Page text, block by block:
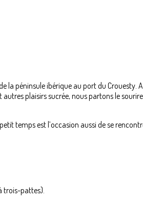
la péninsule ibérique au port du Crouesty.
plaisirs sucrée, nous partons le
temps est l’occasion aussi de se
trois-pattes).